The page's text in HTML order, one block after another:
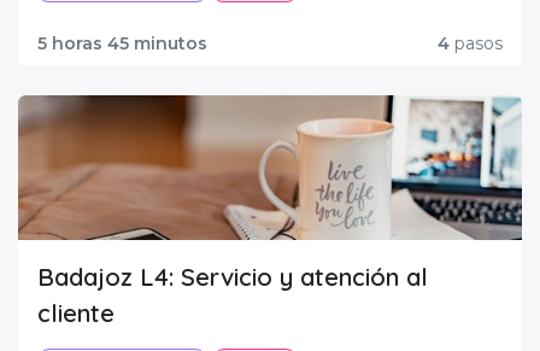
5 horas 45 minutos 4 pasos
Badajoz L4: Servicio y atención al
cliente